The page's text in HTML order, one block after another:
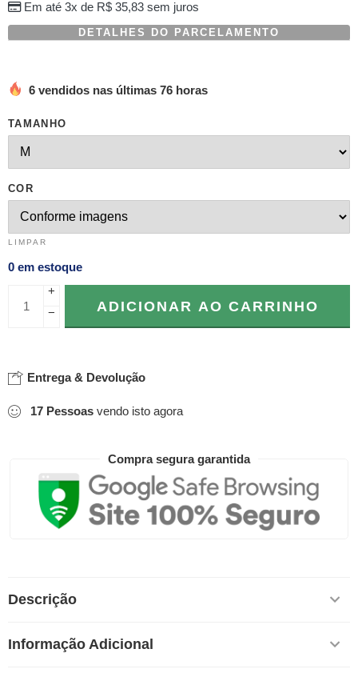
Em até 3x de R$35,83sem juros
DETALHES DO PARCELAMENTO
6 vendidos nas últimas 76 horas
TAMANHO
COR
LIMPAR
0 em estoque
+
−
ADICIONAR AO CARRINHO
Entrega & Devolução
17 Pessoas vendo isto agora
Compra segura garantida
Descrição
Informação Adicional